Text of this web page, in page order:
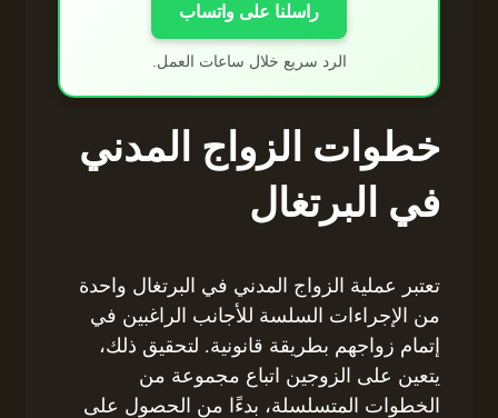
راسلنا على واتساب
الرد سريع خلال ساعات العمل.
خطوات الزواج المدني
في البرتغال
تعتبر عملية الزواج المدني في البرتغال واحدة
من الإجراءات السلسة للأجانب الراغبين في
إتمام زواجهم بطريقة قانونية. لتحقيق ذلك،
يتعين على الزوجين اتباع مجموعة من
الخطوات المتسلسلة، بدءًا من الحصول على